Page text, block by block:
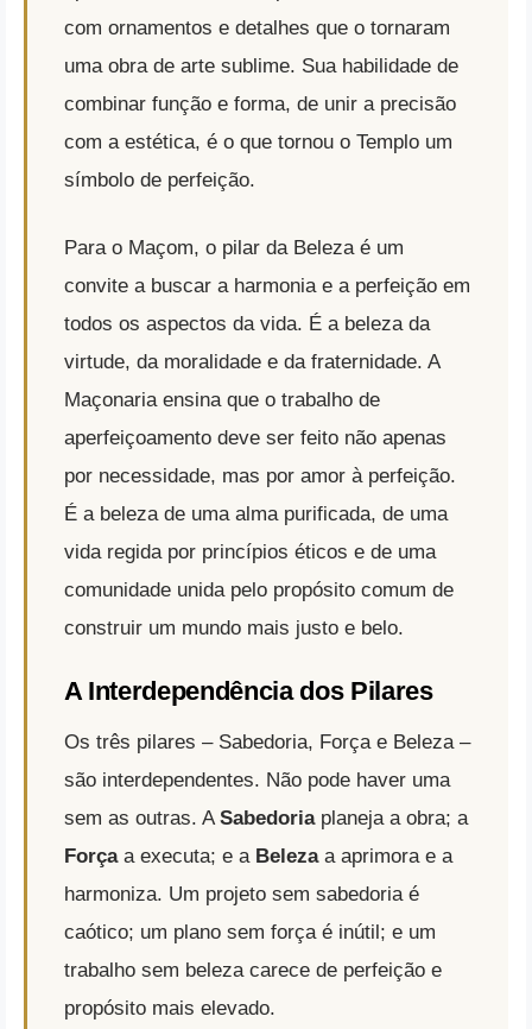
com ornamentos e detalhes que o tornaram
uma obra de arte sublime. Sua habilidade de
combinar função e forma, de unir a precisão
com a estética, é o que tornou o Templo um
símbolo de perfeição.
Para o Maçom, o pilar da Beleza é um
convite a buscar a harmonia e a perfeição em
todos os aspectos da vida. É a beleza da
virtude, da moralidade e da fraternidade. A
Maçonaria ensina que o trabalho de
aperfeiçoamento deve ser feito não apenas
por necessidade, mas por amor à perfeição.
É a beleza de uma alma purificada, de uma
vida regida por princípios éticos e de uma
comunidade unida pelo propósito comum de
construir um mundo mais justo e belo.
A Interdependência dos Pilares
Os três pilares – Sabedoria, Força e Beleza –
são interdependentes. Não pode haver uma
sem as outras. ASabedoriaplaneja a obra; a
Forçaa executa; e a Belezaa aprimora e a
harmoniza. Um projeto sem sabedoria é
caótico; um plano sem força é inútil; e um
trabalho sem beleza carece de perfeição e
propósito mais elevado.